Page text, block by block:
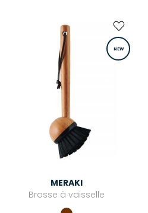
NEW
MERAKI
Brosse à vaisselle